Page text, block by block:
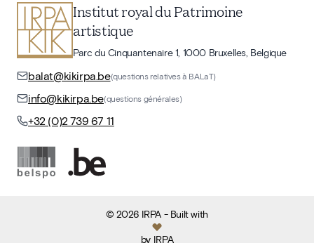
Institut royal du Patrimoine
artistique
Parc du Cinquantenaire 1, 1000 Bruxelles, Belgique
balat@kikirpa.be(questions relatives à BALaT)
info@kikirpa.be(questions générales)
+32 (0)2 739 67 11
©2026 IRPA- Built with
by IRPA